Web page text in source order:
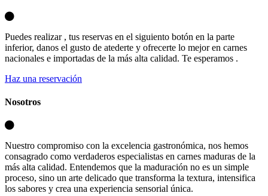
Puedes realizar , tus reservas en el siguiento botón en la parte
inferior, danos el gusto de atederte y ofrecerte lo mejor en carnes
nacionales e importadas de la más alta calidad. Te esperamos .
Haz una reservación
Nosotros
Nuestro compromiso con la excelencia gastronómica, nos hemos
consagrado como verdaderos especialistas en carnes maduras de la
más alta calidad. Entendemos que la maduración no es un simple
proceso, sino un arte delicado que transforma la textura, intensifica
los sabores y crea una experiencia sensorial única.